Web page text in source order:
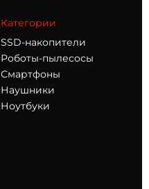
Категории
SSD-накопители
Роботы-пылесосы
Смартфоны
Наушники
Ноутбуки